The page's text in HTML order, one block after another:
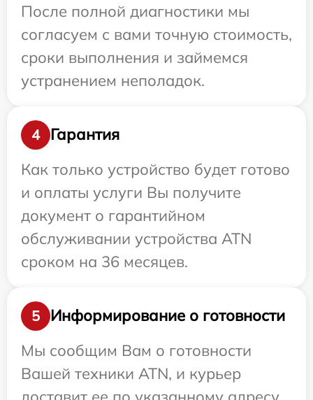
После полной диагностики мы
согласуем с вами точную стоимость,
сроки выполнения и займемся
устранением неполадок.
4
Гарантия
Как только устройство будет готово
и оплаты услуги Вы получите
документ о гарантийном
обслуживании устройства ATN
сроком на 36 месяцев.
5
Информирование о готовности
Мы сообщим Вам о готовности
Вашей техники ATN, и курьер